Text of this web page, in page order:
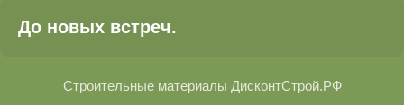
До новых встреч.
Строительные материалы ДисконтСтрой.РФ